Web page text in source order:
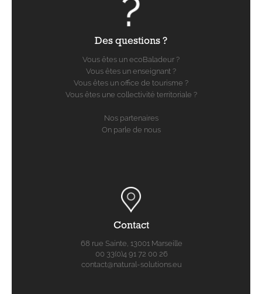
Des questions ?
Vous êtes un ecoBaladeur ?
Vous êtes un enseignant ?
Vous êtes un office de tourisme ?
Vous êtes une collectivité territoriale ?
Nos partenaires
On parle de nous
Contact
68 rue Sainte, 13001 Marseille
00 33(0)4 91 72 00 26
contact@natural-solutions.eu